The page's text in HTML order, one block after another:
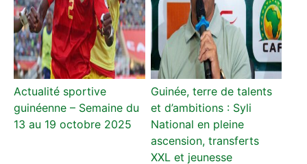
Actualité sportive
guinéenne – Semaine du
13 au 19 octobre 2025
Guinée, terre de talents
et d’ambitions : Syli
National en pleine
ascension, transferts
XXL et jeunesse